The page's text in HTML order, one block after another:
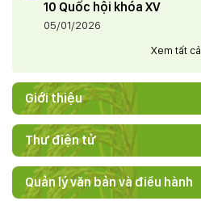
10 Quốc hội khóa XV
05/01/2026
Xem tất cả
Giới thiệu
Thư điện tử
Quản lý văn bản và điều hành